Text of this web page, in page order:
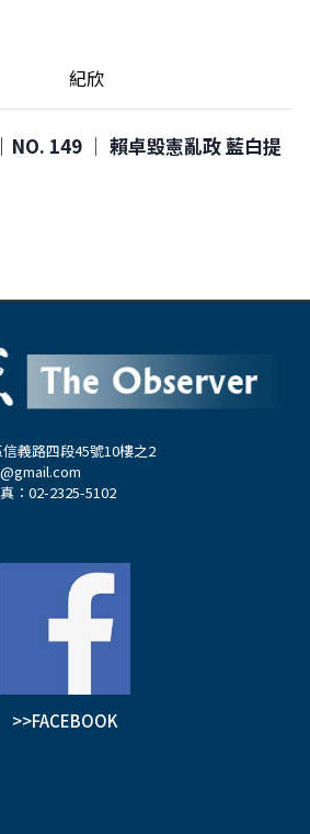
紀欣
NO. 149 │ 賴卓毀憲亂政 藍白提
義路四段45號10樓之2
：02-2325-5102
>>FACEBOOK